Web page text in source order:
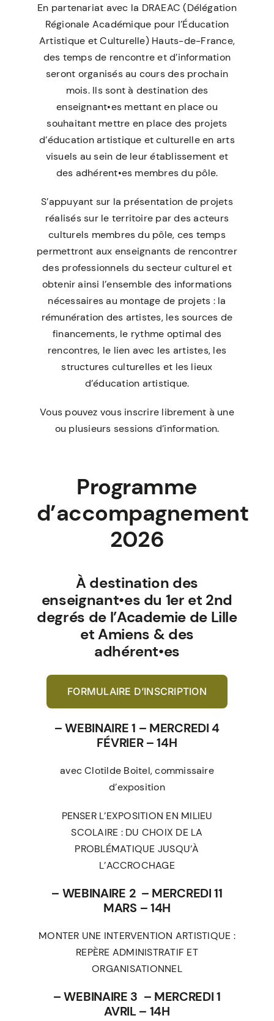
En partenariat avec la DRAEAC (Délégation
Régionale Académique pour l’Éducation
Artistique et Culturelle) Hauts-de-France,
des temps de rencontre et d’information
seront organisés au cours des prochain
mois. Ils sont à destination des
enseignant•es mettant en place ou
souhaitant mettre en place des projets
d’éducation artistique et culturelle en arts
visuels au sein de leur établissement et
des adhérent•es membres du pôle.
S’appuyant sur la présentation de projets
réalisés sur le territoire par des acteurs
culturels membres du pôle, ces temps
permettront aux enseignants de rencontrer
des professionnels du secteur culturel et
obtenir ainsi l’ensemble des informations
nécessaires au montage de projets : la
rémunération des artistes, les sources de
financements, le rythme optimal des
rencontres, le lien avec les artistes, les
structures culturelles et les lieux
d’éducation artistique.
Vous pouvez vous inscrire librement à une
ou plusieurs sessions d’information.
Programme
d’accompagnement
2026
À destination des
enseignant•es du 1er et 2nd
degrés de l’Academie de Lille
et Amiens & des
adhérent•es
FORMULAIRE D’INSCRIPTION
– WEBINAIRE 1 – MERCREDI 4
FÉVRIER – 14H
avecClotilde Boitel, commissaire
d’exposition
PENSER L’EXPOSITION EN MILIEU
SCOLAIRE : DU CHOIX DE LA
PROBLÉMATIQUE JUSQU’À
L’ACCROCHAGE
– WEBINAIRE 2 – MERCREDI 11
MARS – 14H
MONTER UNE INTERVENTION ARTISTIQUE :
REPÈRE ADMINISTRATIF ET
ORGANISATIONNEL
– WEBINAIRE 3 – MERCREDI 1
AVRIL – 14H